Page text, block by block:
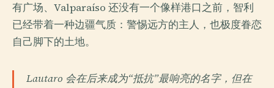
有广场、Valparaíso 还没有一个像样港口之前，智利
已经带着一种边疆气质：警惕远方的主人，也极度眷恋
自己脚下的土地。
Lautaro 会在后来成为“抵抗”最响亮的名字，但在